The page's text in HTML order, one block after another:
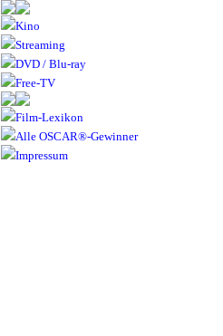
Kino
Streaming
DVD / Blu-ray
Free-TV
Film-Lexikon
Alle OSCAR®-Gewinner
Impressum